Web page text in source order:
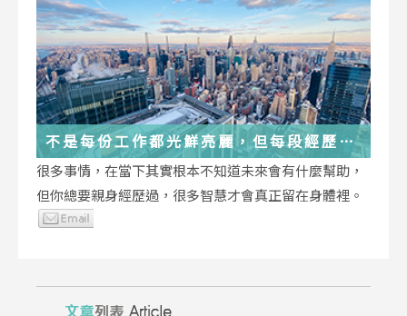
不是每份工作都光鮮亮麗，但每段經歷都
在偷偷改變你
很多事情，在當下其實根本不知道未來會有什麼幫助，
但你總要親身經歷過，很多智慧才會真正留在身體裡。